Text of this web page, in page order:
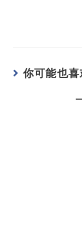
你可能也喜